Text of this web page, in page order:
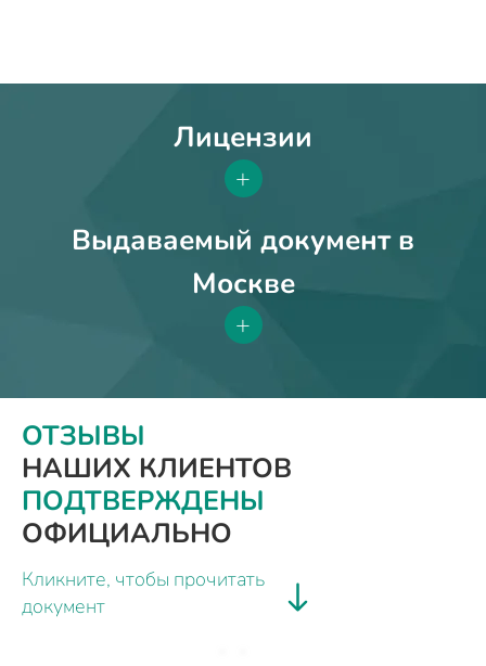
Лицензии
+
Выдаваемый документ в
Москве
+
ОТЗЫВЫ
НАШИХ КЛИЕНТОВ
ПОДТВЕРЖДЕНЫ
ОФИЦИАЛЬНО
Кликните, чтобы прочитать
документ